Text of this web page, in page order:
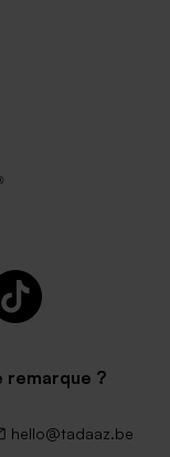
remarque ?
hello@tadaaz.be